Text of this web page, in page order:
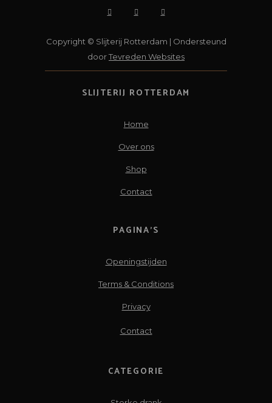
Copyright © Slijterij Rotterdam | Ondersteund
doorTevreden Websites
SLIJTERIJ ROTTERDAM
Home
Over ons
Shop
Contact
PAGINA’S
Openingstijden
Terms & Conditions
Privacy
Contact
CATEGORIE